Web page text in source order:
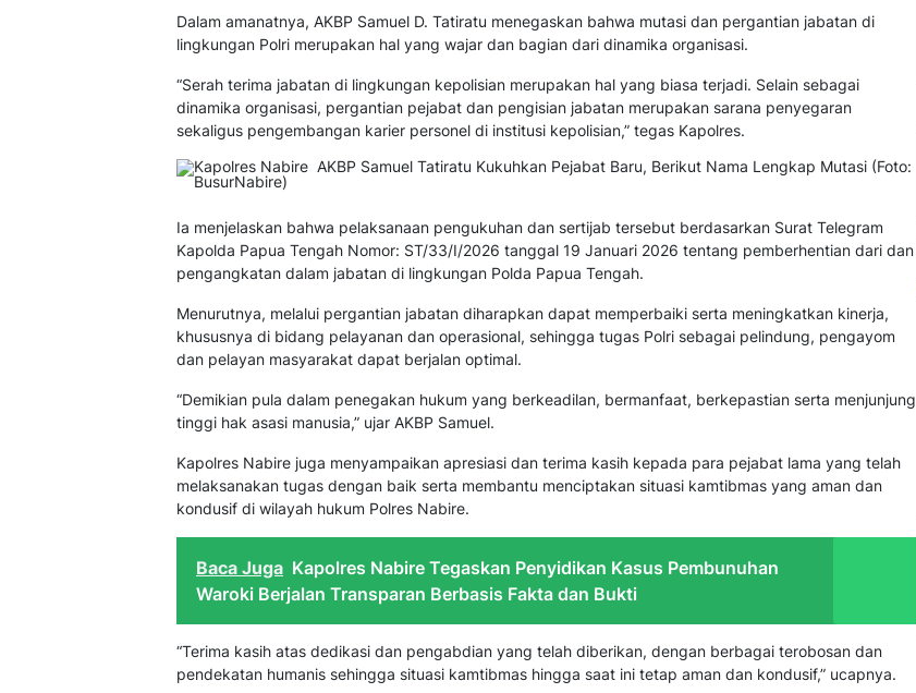
Dalam amanatnya, AKBP Samuel D. Tatiratu menegaskan bahwa mutasi dan pergantian jabatan di
lingkungan Polri merupakan hal yang wajar dan bagian dari dinamika organisasi.
“Serah terima jabatan di lingkungan kepolisian merupakan hal yang biasa terjadi. Selain sebagai
dinamika organisasi, pergantian pejabat dan pengisian jabatan merupakan sarana penyegaran
sekaligus pengembangan karier personel di institusi kepolisian,” tegas Kapolres.
Ia menjelaskan bahwa pelaksanaan pengukuhan dan sertijab tersebut berdasarkan Surat Telegram
Kapolda Papua Tengah Nomor: ST/33/I/2026 tanggal 19 Januari 2026 tentang pemberhentian dari dan
pengangkatan dalam jabatan di lingkungan Polda Papua Tengah.
Menurutnya, melalui pergantian jabatan diharapkan dapat memperbaiki serta meningkatkan kinerja,
khususnya di bidang pelayanan dan operasional, sehingga tugas Polri sebagai pelindung, pengayom
dan pelayan masyarakat dapat berjalan optimal.
“Demikian pula dalam penegakan hukum yang berkeadilan, bermanfaat, berkepastian serta menjunjung
tinggi hak asasi manusia,” ujar AKBP Samuel.
Kapolres Nabire juga menyampaikan apresiasi dan terima kasih kepada para pejabat lama yang telah
melaksanakan tugas dengan baik serta membantu menciptakan situasi kamtibmas yang aman dan
kondusif di wilayah hukum Polres Nabire.
Baca Juga Kapolres Nabire Tegaskan Penyidikan Kasus Pembunuhan
Waroki Berjalan Transparan Berbasis Fakta dan Bukti
“Terima kasih atas dedikasi dan pengabdian yang telah diberikan, dengan berbagai terobosan dan
pendekatan humanis sehingga situasi kamtibmas hingga saat ini tetap aman dan kondusif,” ucapnya.